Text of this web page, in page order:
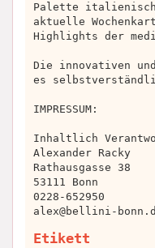
Palette
aktuelle
Highlights der
Die innovativen
es
IMPRESSUM:
Inhaltlich
Alexander Racky
Rathausgasse 38
53111 Bonn
0228-652950
alex@bellini-
Etikett